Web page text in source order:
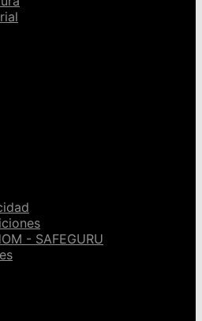
- SAFEGURU